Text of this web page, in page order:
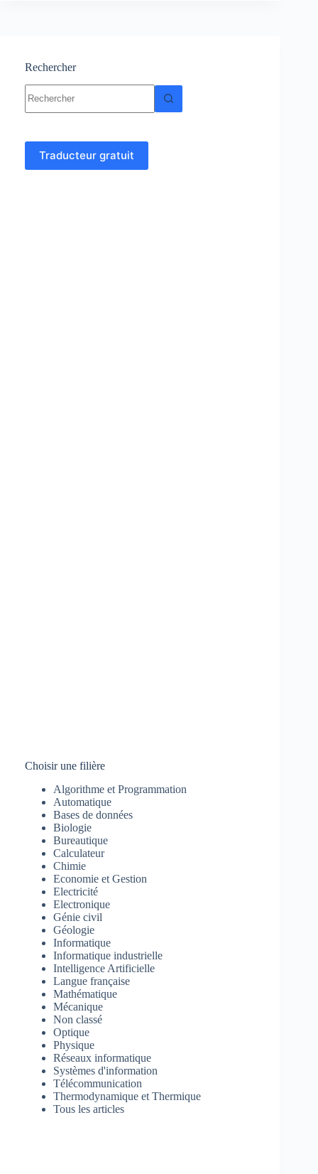
corrigés
Rechercher
résultat
Traducteur gratuit
Choisir une filière
Algorithme et Programmation
Automatique
Bases de données
Biologie
Bureautique
Calculateur
Chimie
Economie et Gestion
Electricité
Electronique
Génie civil
Géologie
Informatique
Informatique industrielle
Intelligence Artificielle
Langue française
Mathématique
Mécanique
Non classé
Optique
Physique
Réseaux informatique
Systèmes d'information
Télécommunication
Thermodynamique et Thermique
Tous les articles